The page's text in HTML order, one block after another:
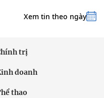
Xem tin theo ngày
trị
doanh
thao